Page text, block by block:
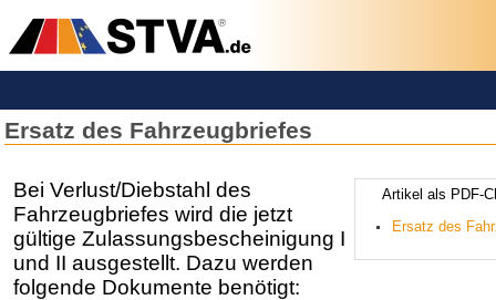
Ersatz des Fahrzeugbriefes
­­­­­­Artikel ­a­ls P­DF-
­­­Ersatz des
Bei Verlust/Diebstahl des
Fahrzeugbriefes wird die jetzt
gültige Zulassungsbescheinigung I
und II ausgestellt. Dazu werden
folgende Dokumente benötigt: